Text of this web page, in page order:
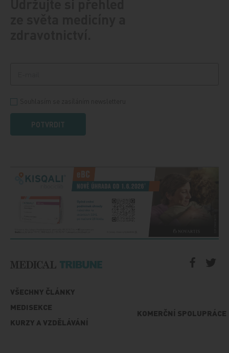
POTVRDIT
VŠECHNY ČLÁNKY
MEDISEKCE
KURZY A VZDĚLÁVÁNÍ
KOMERČNÍ SPOLUPRÁCE